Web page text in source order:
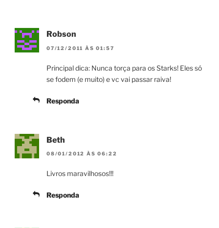
Robson
07/12/2011 ÀS 01:57
Principal dica: Nunca torça para os Starks! Eles só
se fodem (e muito) e vc vai passar raiva!
Responda
Beth
08/01/2012 ÀS 06:22
Livros maravilhosos!!!
Responda